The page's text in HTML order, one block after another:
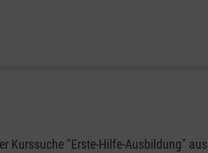
Kurssuche "Erste-Hilfe-Ausbildung"